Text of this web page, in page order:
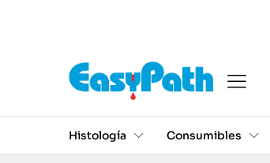
Histología Consumibles